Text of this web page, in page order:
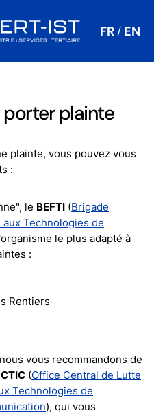
FR / EN
plainte
plainte, vous pouvez vous
:
le BEFTI (Brigade
Technologies de
le plus adapté à
:
Rentiers
vous recommandons de
(Office Central de Lutte
Technologies de
), qui vous